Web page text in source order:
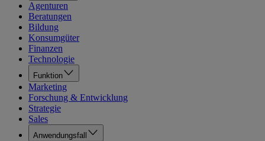
Agenturen
Beratungen
Bildung
Konsumgüter
Finanzen
Technologie
Funktion
Marketing
Forschung & Entwicklung
Strategie
Sales
Anwendungsfall